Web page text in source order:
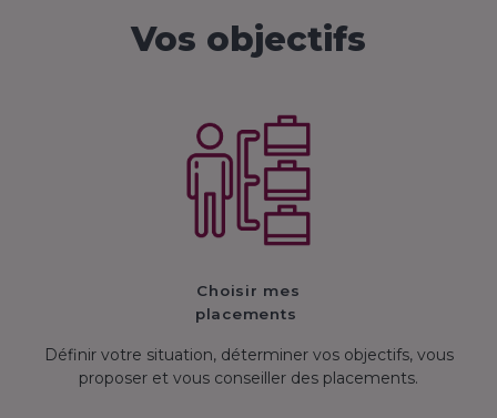
Vos objectifs
Choisir mes
placements
Définir votre situation, déterminer vos objectifs, vous
proposer et vous conseiller des placements.